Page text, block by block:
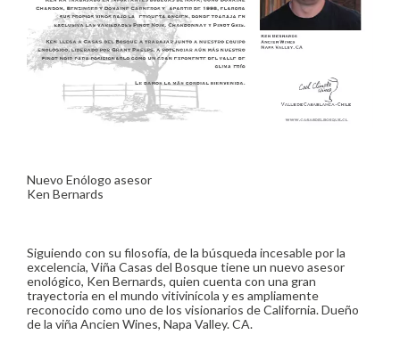
Nuevo Enólogo asesor
Ken Bernards
Siguiendo con su filosofía, de la búsqueda incesable por la
excelencia, Viña Casas del Bosque tiene un nuevo asesor
enológico, Ken Bernards, quien cuenta con una gran
trayectoria en el mundo vitivinícola y es ampliamente
reconocido como uno de los visionarios de California. Dueño
de la viña Ancien Wines, Napa Valley. CA.